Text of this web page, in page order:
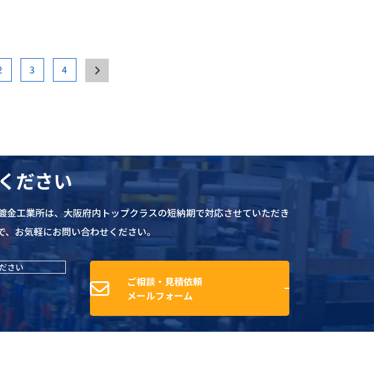
3 4
ださい
金工業所は、大阪府内トップクラスの短納期で対応させていただき
お気軽にお問い合わせください。
さい
ご相談・見積依頼
メールフォーム